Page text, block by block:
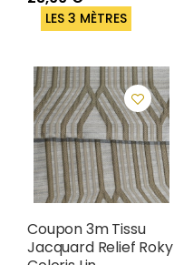
LES 3 MÈTRES
Coupon 3m Tissu
Jacquard Relief Roky